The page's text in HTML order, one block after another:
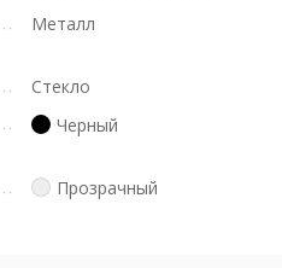
Металл
Стекло
Черный
Прозрачный